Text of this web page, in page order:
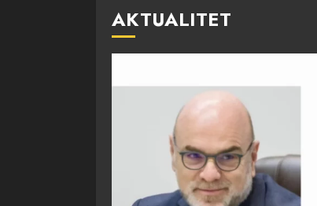
AKTUALITET